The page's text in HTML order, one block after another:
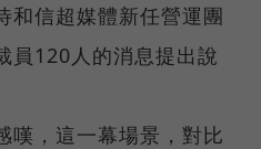
和信超媒體新任營運團
員120人的消息提出說
嘆，這一幕場景，對比